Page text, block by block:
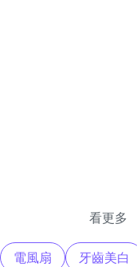
看更多
電風扇
牙齒美白